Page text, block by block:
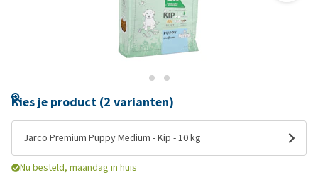
Kies je product (2 varianten)
Jarco Premium Puppy Medium - Kip - 10 kg
Nu besteld, maandag in huis